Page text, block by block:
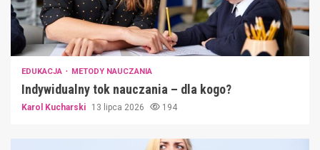
EDUKACJA METODY NAUCZANIA
Indywidualny tok nauczania – dla kogo?
Karol Kucharski 13 lipca 2026 194